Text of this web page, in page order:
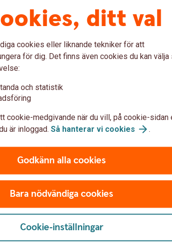
finns det vissa delar
Då kan det vara klokt att
i en tid när allt handlar
Madelén.
gemensamma tillgångar, även det
Om man vill att vissa
vid skilsmässa, är det därför bra att
om att till exempel den ena
hållas utanför en bodelning.
bröllopet
ditt val
cookies eller liknande tekniker för att
för dig. Det finns även cookies du kan välja
och statistik
cookie-medgivande när du vill, på cookie-sidan
är inloggad. Så hanterar vi cookies .
Godkänn alla cookies
Bara nödvändiga cookies
Cookie-inställningar